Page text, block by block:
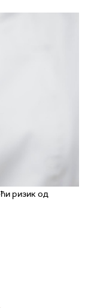
ризик од